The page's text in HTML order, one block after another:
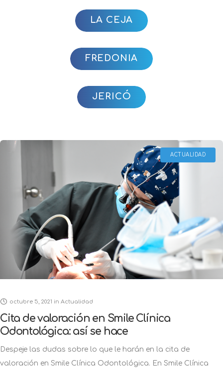
LA CEJA
FREDONIA
JERICÓ
ACTUALIDAD
octubre 5, 2021 in Actualidad
Cita de valoración en Smile Clínica
Odontológica: así se hace
Despeje las dudas sobre lo que le harán en la cita de
valoración en Smile Clínica Odontológica. En Smile Clínica